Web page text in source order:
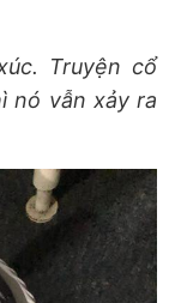
Truyện cổ
nó vẫn xảy ra